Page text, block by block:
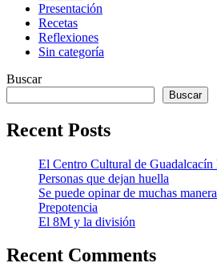
Presentación
Recetas
Reflexiones
Sin categoría
Buscar
Buscar
Recent Posts
El Centro Cultural de
Personas que dejan huella
Se puede opinar de muchas
Prepotencia
El 8M y la división
Recent Comments